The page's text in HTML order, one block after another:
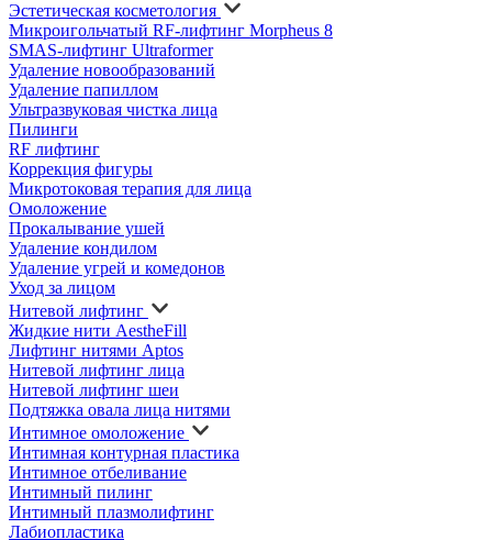
Эстетическая косметология
Микроигольчатый RF-лифтинг Morpheus 8
SMAS-лифтинг Ultraformer
Удаление новообразований
Удаление папиллом
Ультразвуковая чистка лица
Пилинги
RF лифтинг
Коррекция фигуры
Микротоковая терапия для лица
Омоложение
Прокалывание ушей
Удаление кондилом
Удаление угрей и комедонов
Уход за лицом
Нитевой лифтинг
Жидкие нити AestheFill
Лифтинг нитями Aptos
Нитевой лифтинг лица
Нитевой лифтинг шеи
Подтяжка овала лица нитями
Интимное омоложение
Интимная контурная пластика
Интимное отбеливание
Интимный пилинг
Интимный плазмолифтинг
Лабиопластика